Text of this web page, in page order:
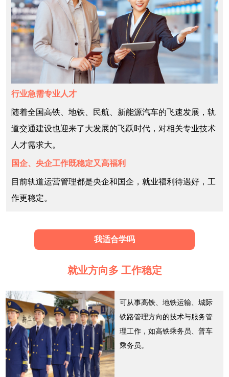
行业急需专业人才
随着全国高铁、地铁、民航、新能源汽车的飞速发展，轨
道交通建设也迎来了大发展的飞跃时代，对相关专业技术
人才需求大。
国企、央企工作既稳定又高福利
目前轨道运营管理都是央企和国企，就业福利待遇好，工
作更稳定。
我适合学吗
就业方向多 工作稳定
可从事高铁、地铁运输、城际
铁路管理方向的技术与服务管
理工作，如高铁乘务员、普车
乘务员。